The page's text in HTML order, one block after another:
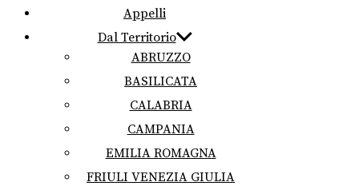
Appelli
Dal Territorio
ABRUZZO
BASILICATA
CALABRIA
CAMPANIA
EMILIA ROMAGNA
FRIULI VENEZIA GIULIA